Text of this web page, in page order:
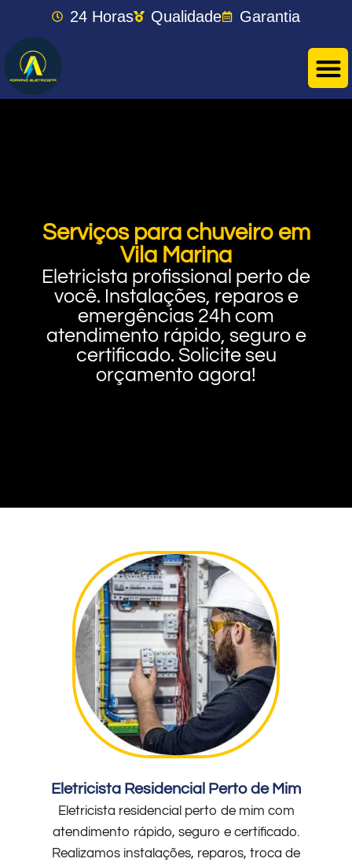
24 Horas Qualidade Garantia
Serviços para chuveiro em
Vila Marina
Eletricista profissional perto de
você. Instalações, reparos e
emergências 24h com
atendimento rápido, seguro e
certificado. Solicite seu
orçamento agora!
Eletricista Residencial Perto de Mim
Eletricista residencial perto de mim com
atendimento rápido, seguro e certificado.
Realizamos instalações, reparos, troca de